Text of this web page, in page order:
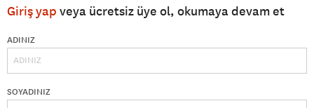
Giriş yap veya ücretsiz üye ol, okumaya devam et
ADINIZ
SOYADINIZ